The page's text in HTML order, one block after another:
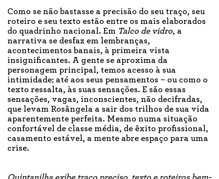
Como se não bastasse a precisão do seu traço, seu
roteiro e seu texto estão entre os mais elaborados
do quadrinho nacional. Em Talco de vidro, a
narrativa se desfaz em lembranças,
acontecimentos banais, à primeira vista
insignificantes. A gente se aproxima da
personagem principal, temos acesso à sua
intimidade; até aos seus pensamentos – ou como o
texto ressalta, às suas sensações. E são essas
sensações, vagas, inconscientes, não decifradas,
que levam Rosângela a sair dos trilhos de sua vida
aparentemente perfeita. Mesmo numa situação
confortável de classe média, de êxito profissional,
casamento estável, a mente abre espaço para uma
crise.